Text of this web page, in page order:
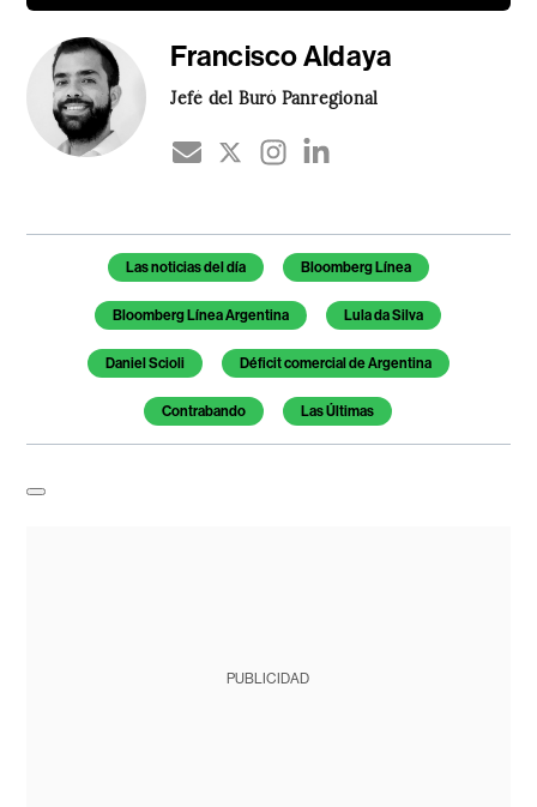
Francisco Aldaya
Jefé del Buró Panregional
Temas de este artículo
Las noticias del día Bloomberg Línea
Bloomberg Línea Argentina Lula da Silva
Daniel Scioli Déficit comercial de Argentina
Contrabando Las Últimas
PUBLICIDAD